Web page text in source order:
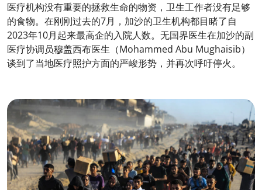
医疗机构没有重要的拯救生命的物资，卫生工作者没有足够
的食物。在刚刚过去的7月，加沙的卫生机构都目睹了自
2023年10月起来最高企的入院人数。无国界医生在加沙的副
医疗协调员穆盖西布医生（Mohammed Abu Mughaisib）
谈到了当地医疗照护方面的严峻形势，并再次呼吁停火。